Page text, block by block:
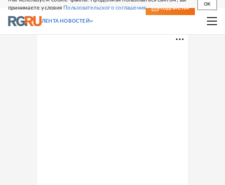
принимаете условия Пользовательского соглашения
OK
СВЕЖИЙ НОМЕР ПОДПИСКА
ЛЕНТА НОВОСТЕЙ